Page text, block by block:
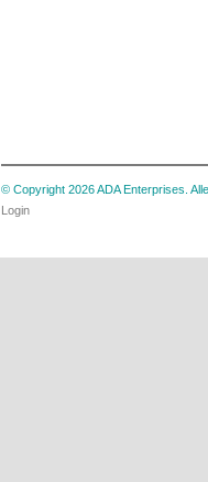
© Copyright 2026 ADA Enterprises.
Login